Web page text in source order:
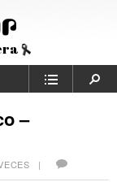
–
|